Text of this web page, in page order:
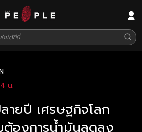
น.
ายปี เศรษฐกิจโลก
ต้องการน้ำมันลดลง